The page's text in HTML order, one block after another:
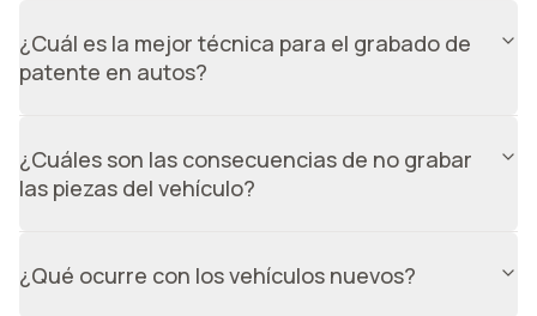
de $24.990. Incluye el grabado en vidrios y espejos del
auto, tal como indica la normativa.
¿Cuál es la mejor técnica para el grabado de
patente en autos?
ya que proporciona un grabado preciso y duradero.
¿Cuáles son las consecuencias de no grabar
las piezas del vehículo?
posible renovar el certificado de revisión técnica y, por
¿Qué ocurre con los vehículos nuevos?